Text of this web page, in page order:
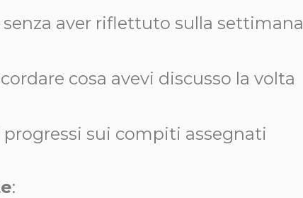
senza aver riflettuto sulla settimana
cosa avevi discusso la volta
sui compiti assegnati
: